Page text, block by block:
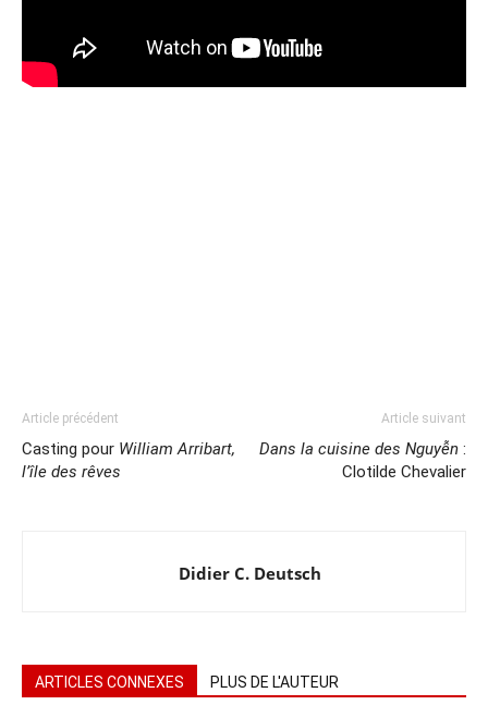
Article précédent
Casting pour William Arribart,
l’île des rêves
Article suivant
Dans la cuisine des Nguyễn :
Clotilde Chevalier
Didier C. Deutsch
ARTICLES CONNEXES PLUS DE L'AUTEUR